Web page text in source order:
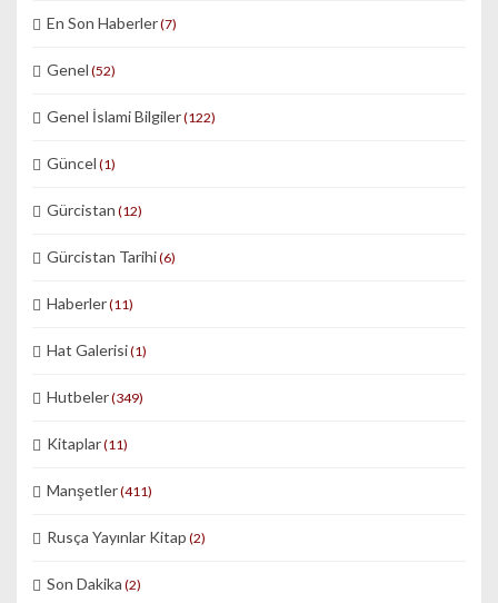
En Son Haberler(7)
Genel (52)
Genel İslami Bilgiler(122)
Güncel (1)
Gürcistan (12)
Gürcistan Tarihi(6)
Haberler(11)
Hat Galerisi(1)
Hutbeler(349)
Kitaplar(11)
Manşetler(411)
Rusça Yayınlar Kitap (2)
Son Dakika (2)